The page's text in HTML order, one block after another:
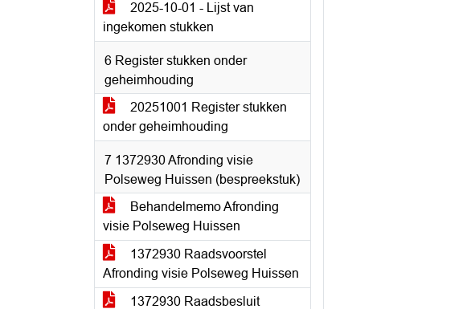
2025-10-01 - Lijst van
ingekomen stukken
6 Register stukken onder
geheimhouding
20251001 Register stukken
onder geheimhouding
7 1372930 Afronding visie
Polseweg Huissen (bespreekstuk)
Behandelmemo Afronding
visie Polseweg Huissen
1372930 Raadsvoorstel
Afronding visie Polseweg Huissen
1372930 Raadsbesluit